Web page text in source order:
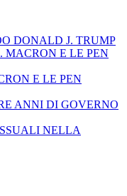
DONALD J. TRUMP
MACRON E LE PEN
E LE PEN
ANNI DI GOVERNO
NELLA